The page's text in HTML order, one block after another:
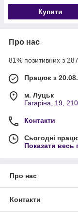
Купити
Про нас
81% позитивних з 287
Працює з
м. Луцьк
Гагаріна, 19,
Контакти
Сьогодні
Показати весь
Про нас
Контакти